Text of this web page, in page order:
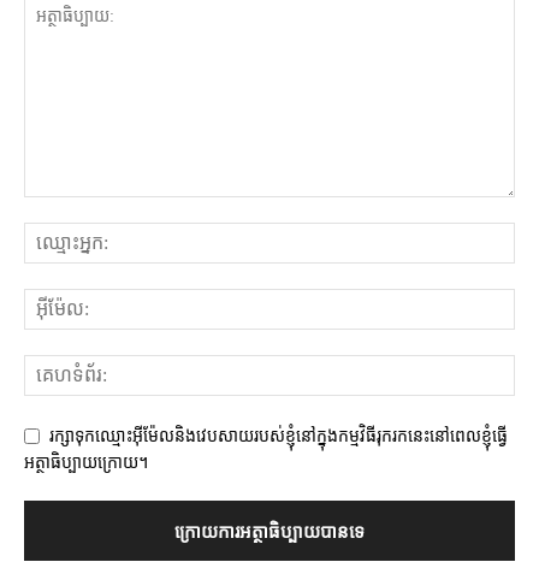
រក្សាទុកឈ្មោះអ៊ីម៉ែលនិងវេបសាយរបស់ខ្ញុំនៅក្នុងកម្មវិធីរុករកនេះនៅពេលខ្ញុំធ្វើ
អត្ថាធិប្បាយក្រោយ។